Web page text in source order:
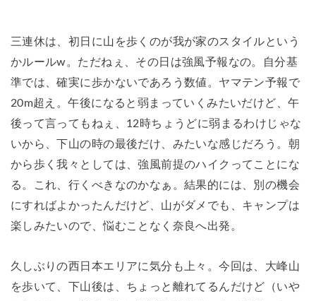
三連休は、初日に山を歩くのが我が家のスタイルという
かルールw。ただねぇ、その日は強風予報なの。自分基
準では、確実に歩かないであろう数値。ヤマテン予報で
20m超え。午後になると弱まっていくみたいだけど、午
後って言ってもねぇ、12時ちょうどに弱まるわけじゃな
いから、下山の時の最後だけ、みたいな感じだろう。朝
から歩く我々としては、強風前提のハイクってことにな
る。これ、行くべきなのかなぁ。結果的には、別の機会
にすればよかったんだけど、山がダメでも、キャンプは
楽しみたいので、悩むことなく奈良へ出発。
久しぶりの西日本エリアに気分も上々。今回は、大峰山
を歩いて、下山後は、ちょっと離れてるんだけど（いや